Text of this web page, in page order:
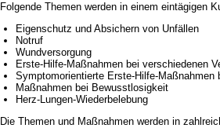
Folgende Themen werden in einem eintägigen
Eigenschutz und Absichern von Unfällen
Notruf
Wundversorgung
Erste-Hilfe-Maßnahmen bei verschiedenen
Symptomorientierte Erste-Hilfe-Maßnahmen
Maßnahmen bei Bewusstlosigkeit
Herz-Lungen-Wiederbelebung
Die Themen und Maßnahmen werden in